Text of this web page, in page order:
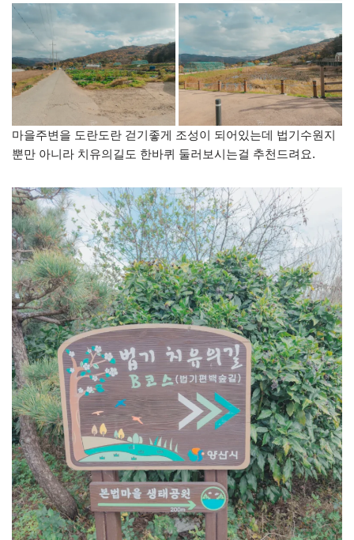
마을주변을 도란도란 걷기좋게 조성이 되어있는데 법기수원지
뿐만 아니라 치유의길도 한바퀴 둘러보시는걸 추천드려요.